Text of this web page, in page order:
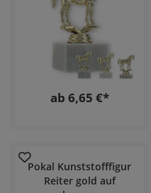
ab 6,65 €*
Pokal Kunststofffigur
Reiter gold auf